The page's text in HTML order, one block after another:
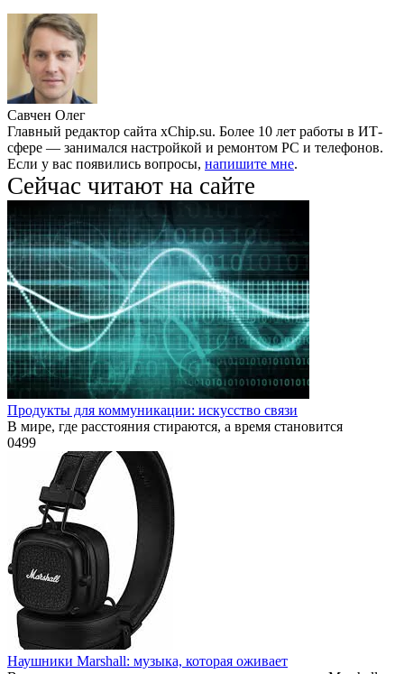
Савчен Олег
Главный редактор сайта xChip.su. Более 10 лет работы в ИТ-
сфере — занимался настройкой и ремонтом PC и телефонов.
Если у вас появились вопросы, напишите мне.
Сейчас читают на сайте
Продукты для коммуникации: искусство связи
В мире, где расстояния стираются, а время становится
0499
Наушники Marshall: музыка, которая оживает